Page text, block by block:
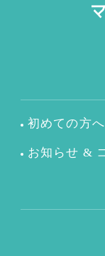
初めての方へ
お知らせ &